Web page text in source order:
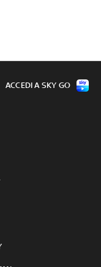
ACCEDI A SKY GO